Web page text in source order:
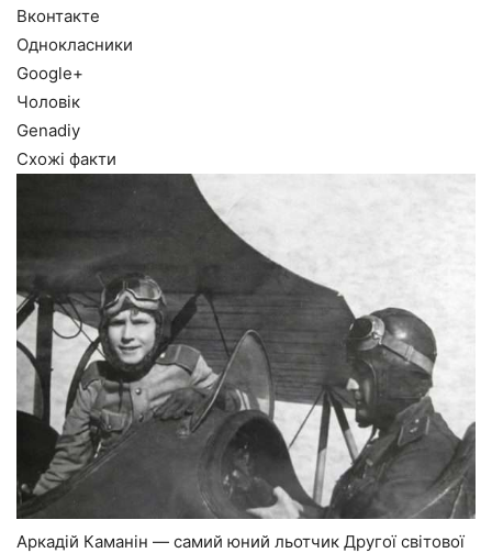
Вконтакте
Однокласники
Google+
Чоловік
Genadiy
Схожі факти
Аркадій Каманін — самий юний льотчик Другої світової